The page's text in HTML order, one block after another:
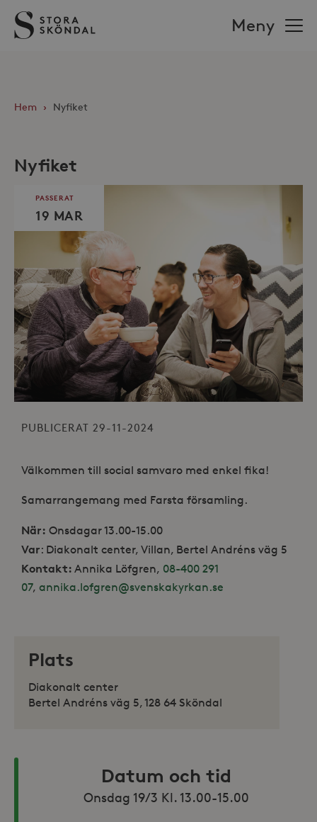
Stora
Sköndal
Meny
Hem › Nyfiket
Nyfiket
PASSERAT
19 MAR
PUBLICERAT 29-11-2024
Välkommen till social samvaro med enkel fika!
Samarrangemang med Farsta församling.
När: Onsdagar 13.00-15.00
Var: Diakonalt center, Villan, Bertel Andréns väg 5
Kontakt: Annika Löfgren, 08-400 291
07, annika.lofgren@svenskakyrkan.se
Plats
Diakonalt center
Bertel Andréns väg 5, 128 64 Sköndal
Datum och tid
Onsdag 19/3 Kl. 13.00-15.00